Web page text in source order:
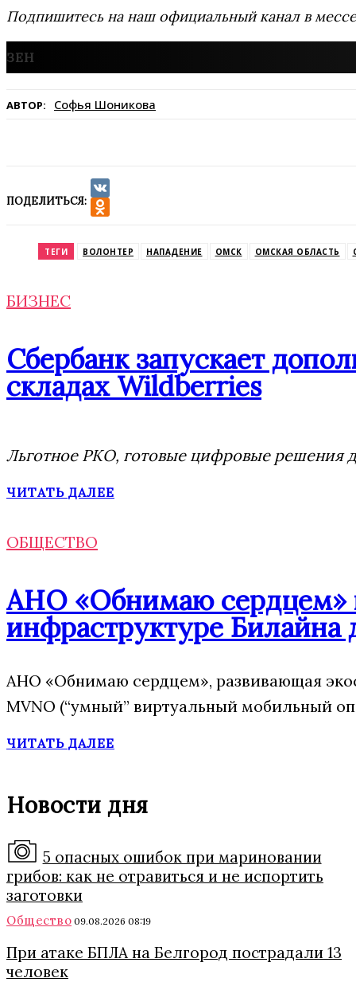
Подпишитесь на наш официальный канал в
АВТОР: Софья Шоникова
ПОДЕЛИТЬСЯ:
VK
ТЕГИ ВОЛОНТЕР НАПАДЕНИЕ ОМСК ОМСКАЯ ОБЛАСТЬ
БИЗНЕС
Сбербанк запускает
складах Wildberries
Льготное РКО, готовые цифровые решения
ЧИТАТЬ ДАЛЕЕ
ОБЩЕСТВО
АНО «Обнимаю сердцем»
инфраструктуре
АНО «Обнимаю сердцем», развивающая
MVNO (“умный” виртуальный мобильный
ЧИТАТЬ ДАЛЕЕ
Новости дня
5 опасных ошибок при мариновании
грибов: как не отравиться и не испортить
заготовки
Общество 09.08.2026 08:19
При атаке БПЛА на Белгород пострадали 13
человек